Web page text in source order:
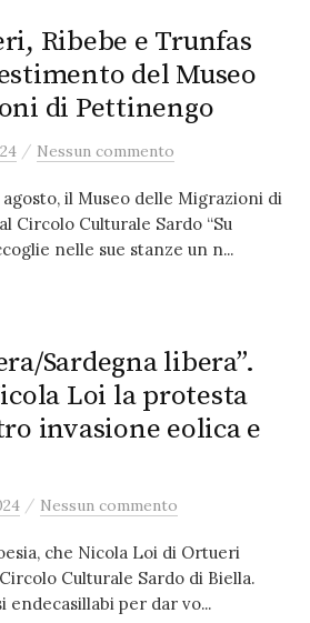
Ribebe e Trunfas
del Museo
di Pettinengo
/ Nessun commento
il Museo delle Migrazioni di
Circolo Culturale Sardo “Su
nelle sue stanze un n...
Sardegna libera”.
Loi la protesta
invasione eolica e
/ Nessun commento
che Nicola Loi di Ortueri
Culturale Sardo di Biella.
per dar vo...